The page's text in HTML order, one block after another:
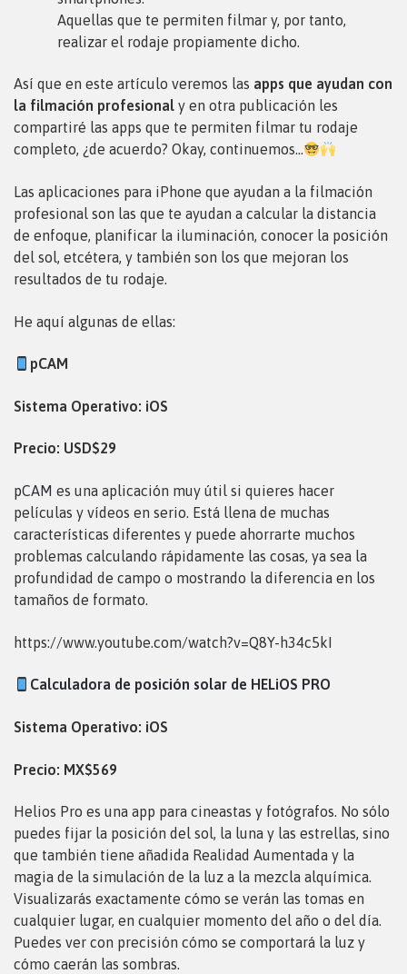
Aquellas que te permiten filmar y, por tanto,
realizar el rodaje propiamente dicho.
Así que en este artículo veremos las apps que ayudan con
la filmación profesional y en otra publicación les
compartiré las apps que te permiten filmar tu rodaje
completo, ¿de acuerdo? Okay, continuemos…
Las aplicaciones para iPhone que ayudan a la filmación
profesional son las que te ayudan a calcular la distancia
de enfoque, planificar la iluminación, conocer la posición
del sol, etcétera, y también son los que mejoran los
resultados de tu rodaje.
He aquí algunas de ellas:
pCAM
Sistema Operativo: iOS
Precio: USD$29
pCAM es una aplicación muy útil si quieres hacer
películas y vídeos en serio. Está llena de muchas
características diferentes y puede ahorrarte muchos
problemas calculando rápidamente las cosas, ya sea la
profundidad de campo o mostrando la diferencia en los
tamaños de formato.
https://www.youtube.com/watch?v=Q8Y-h34c5kI
Calculadora de posición solar de HELiOS PRO
Sistema Operativo: iOS
Precio: MX$569
Helios Pro es una app para cineastas y fotógrafos. No sólo
puedes fijar la posición del sol, la luna y las estrellas, sino
que también tiene añadida Realidad Aumentada y la
magia de la simulación de la luz a la mezcla alquímica.
Visualizarás exactamente cómo se verán las tomas en
cualquier lugar, en cualquier momento del año o del día.
Puedes ver con precisión cómo se comportará la luz y
cómo caerán las sombras.